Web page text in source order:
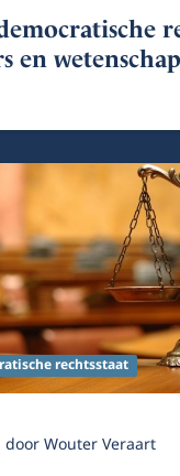
en wetenschap
rechtsstaat
doorWouter Veraart